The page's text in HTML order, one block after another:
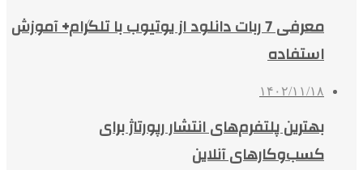
معرفی 7 ربات دانلود از یوتیوب با تلگرام+ آموزش
استفاده
۱۴۰۲/۱۱/۱۸
بهترین پلتفرم‌های انتشار رپورتاژ برای
کسب‌وکارهای آنلاین